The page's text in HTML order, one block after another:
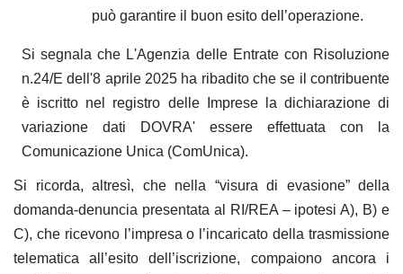
può garantire il buon esito dell’operazione.
Si segnala che L'Agenzia delle Entrate con Risoluzione
n.24/E dell'8 aprile 2025 ha ribadito che se il contribuente
è iscritto nel registro delle Imprese la dichiarazione di
variazione dati DOVRA' essere effettuata con la
Comunicazione Unica (ComUnica).
Si ricorda, altresì, che nella “visura di evasione” della
domanda-denuncia presentata al RI/REA – ipotesi A), B) e
C), che ricevono l’impresa o l’incaricato della trasmissione
telematica all’esito dell’iscrizione, compaiono ancora i